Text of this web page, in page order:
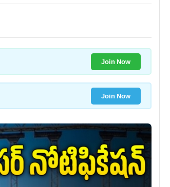
Join Now
Join Now